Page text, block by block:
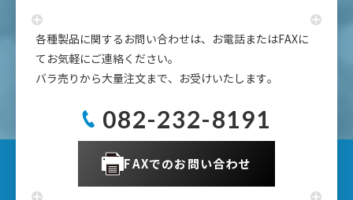
各種製品に関するお問い合わせは、お電話またはFAXに
てお気軽にご連絡ください。
バラ売りから大量注文まで、お受けいたします。
082-232-8191
FAXでのお問い合わせ